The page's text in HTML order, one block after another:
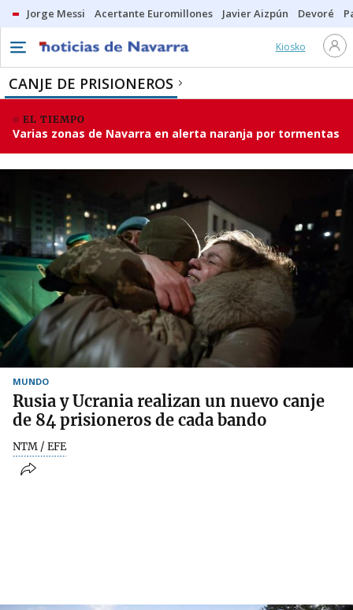
Jorge Messi Acertante Euromillones Javier Aizpún Devoré
Kiosko
CANJE DE PRISIONEROS
EL TIEMPO
Varias zonas de Navarra en alerta naranja por tormentas
MUNDO
Rusia y Ucrania realizan un nuevo canje
de 84 prisioneros de cada bando
NTM / EFE